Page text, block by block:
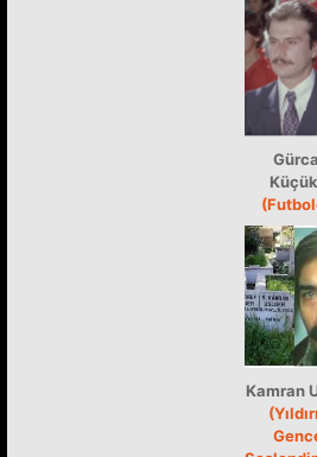
Kamran